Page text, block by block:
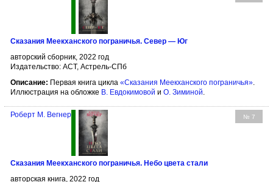
Сказания Меекханского пограничья. Север — Юг
авторский сборник, 2022 год
Издательство: АСТ, Астрель-СПб
Описание: Первая книга цикла «Сказания Меекханского пограничья».
Иллюстрация на обложке В. Евдокимовой и О. Зиминой.
№ 7
Роберт М. Вегнер
Сказания Меекханского пограничья. Небо цвета стали
авторская книга, 2022 год